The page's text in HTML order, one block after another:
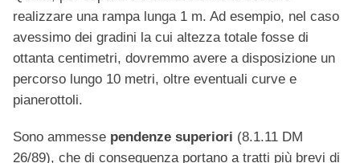
realizzare una rampa lunga 1 m. Ad esempio, nel caso
avessimo dei gradini la cui altezza totale fosse di
ottanta centimetri, dovremmo avere a disposizione un
percorso lungo 10 metri, oltre eventuali curve e
pianerottoli.
Sono ammesse pendenze superiori (8.1.11 DM
26/89), che di conseguenza portano a tratti più brevi di